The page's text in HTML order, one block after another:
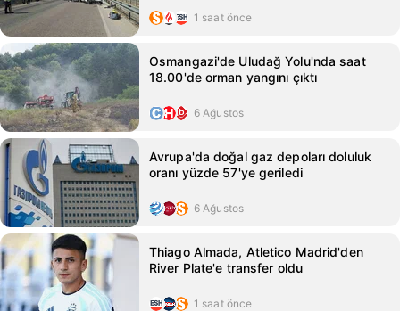
1 saat önce
Osmangazi'de Uludağ Yolu'nda saat
18.00'de orman yangını çıktı
6 Ağustos
Avrupa'da doğal gaz depoları doluluk
oranı yüzde 57'ye geriledi
6 Ağustos
Thiago Almada, Atletico Madrid'den
River Plate'e transfer oldu
1 saat önce